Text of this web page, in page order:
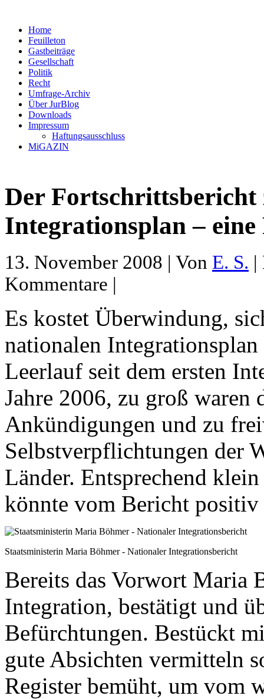
Home
Feuilleton
Gastbeiträge
Gesellschaft
Politik
Recht
Umfrage-Archiv
Über JurBlog
Downloads
Impressum
Haftungsausschluss
MiGAZIN
Der Fortschrittsbericht
Integrationsplan – eine
13. November 2008 | Von E. S. |
Kommentare |
Es kostet Überwindung,
nationalen
Leerlauf seit dem ersten
Jahre 2006, zu groß
Ankündigungen und zu
Selbstverpflichtungen der
Länder. Entsprechend
könnte vom Bericht positiv
Staatsministerin Maria Böhmer - Nationaler Integrationsbericht
Bereits das Vorwort Maria
Integration, bestätigt und
Befürchtungen. Bestückt
gute Absichten vermitteln
Register bemüht, um vom